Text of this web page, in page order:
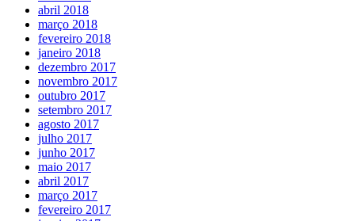
abril 2018
março 2018
fevereiro 2018
janeiro 2018
dezembro 2017
novembro 2017
outubro 2017
setembro 2017
agosto 2017
julho 2017
junho 2017
maio 2017
abril 2017
março 2017
fevereiro 2017